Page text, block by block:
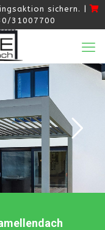
sichern. |
31007700